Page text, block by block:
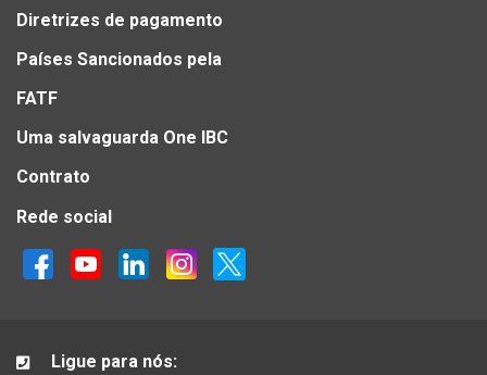
Diretrizes de pagamento
Países Sancionados pela
FATF
Uma salvaguarda One IBC
Contrato
Rede social
Ligue para nós: